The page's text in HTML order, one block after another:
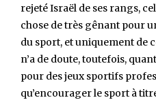
rejeté Israël de ses rangs,
chose de très gênant pour
du sport, et uniquement de
n’a de doute, toutefois,
pour des jeux sportifs
qu’encourager le sport à